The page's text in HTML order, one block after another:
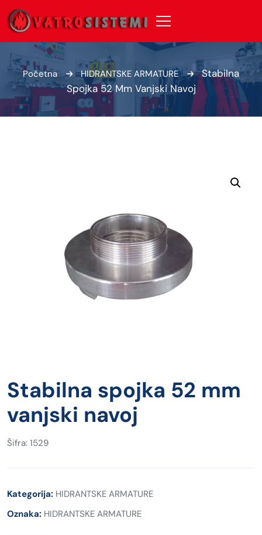
Početna HIDRANTSKE ARMATURE
Stabilna
Spojka 52 Mm Vanjski Navoj
Stabilna spojka 52 mm
vanjski navoj
Šifra: 1529
Kategorija: HIDRANTSKE ARMATURE
Oznaka: HIDRANTSKE ARMATURE